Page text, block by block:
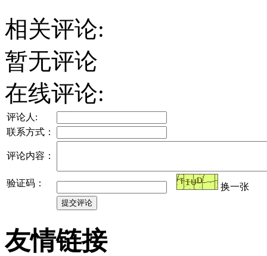
相关评论:
暂无评论
在线评论:
评论人:
联系方式：
评论内容：
验证码： 换一张
友情链接